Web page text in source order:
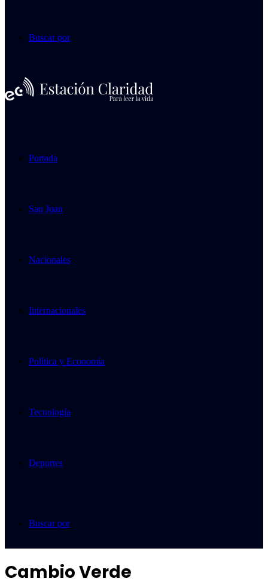
Buscar por
Portada
San Juan
Nacionales
Internacionales
Política y Economía
Tecnología
Deportes
Buscar por
Cambio Verde